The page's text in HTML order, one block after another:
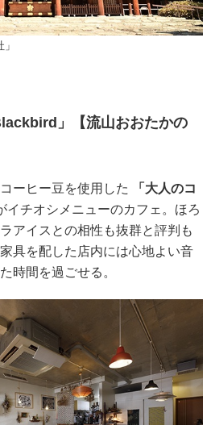
」【流山おおたかの
ーヒー豆を使用した
「大人のコ
イチオシメニューのカフェ。ほろ
アイスとの相性も抜群と評判も
具を配した店内には心地よい音
時間を過ごせる。